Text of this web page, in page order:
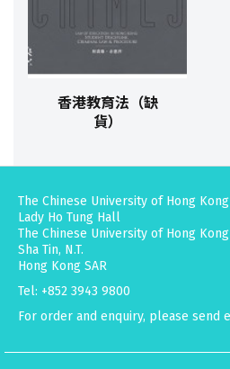
香港教育法（缺
貨）
The Chinese University of Hong
Lady Ho Tung Hall
The Chinese University of Hong Kong
Sha Tin, N.T.
Hong Kong SAR
Tel: +852 3943 9800
For order and enquiry, please send